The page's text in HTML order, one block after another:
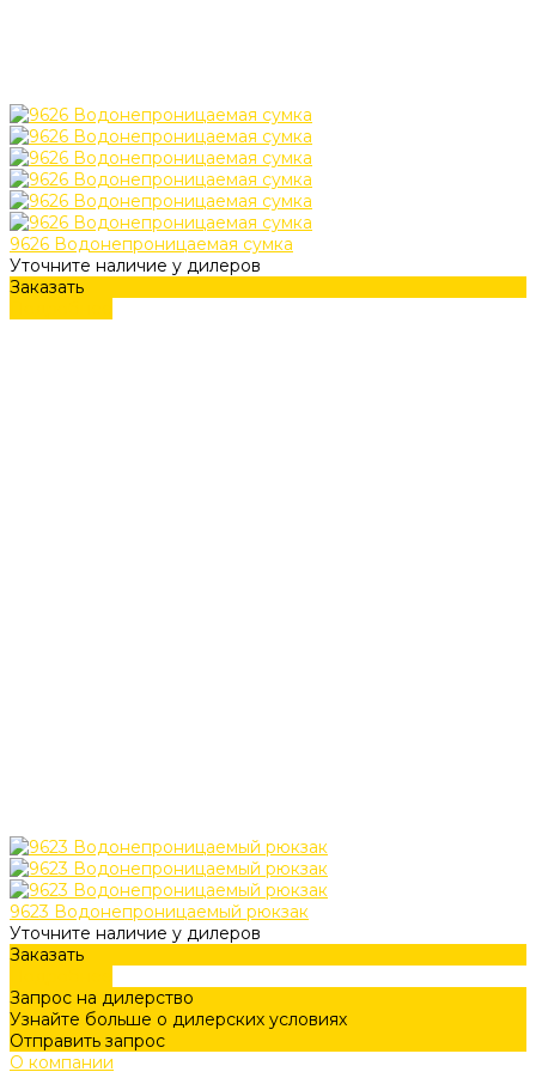
9626 Водонепроницаемая сумка
Уточните наличие у дилеров
Заказать
9623 Водонепроницаемый рюкзак
Уточните наличие у дилеров
Заказать
Запрос на дилерство
Узнайте больше о дилерских условиях
Отправить запрос
О компании